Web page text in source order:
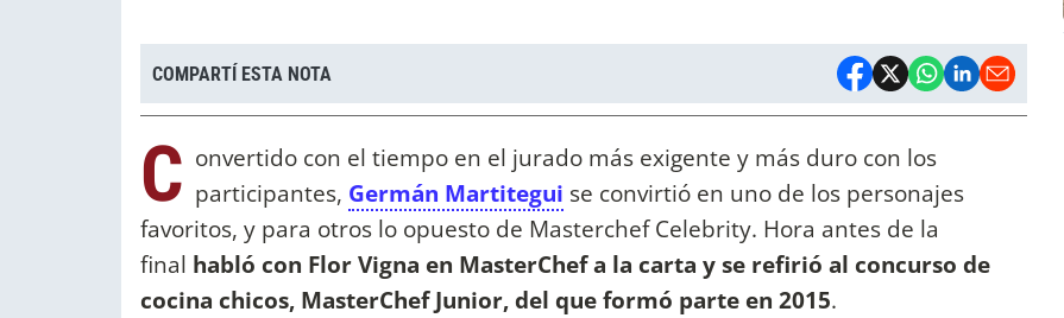
COMPARTÍ ESTA NOTA
C onvertido con el tiempo en el jurado más exigente y más duro con los
participantes, Germán Martitegui se convirtió en uno de los personajes
favoritos, y para otros lo opuesto de Masterchef Celebrity. Hora antes de la
final habló con Flor Vigna en MasterChef a la carta y se refirió al concurso de
cocina chicos, MasterChef Junior, del que formó parte en 2015.